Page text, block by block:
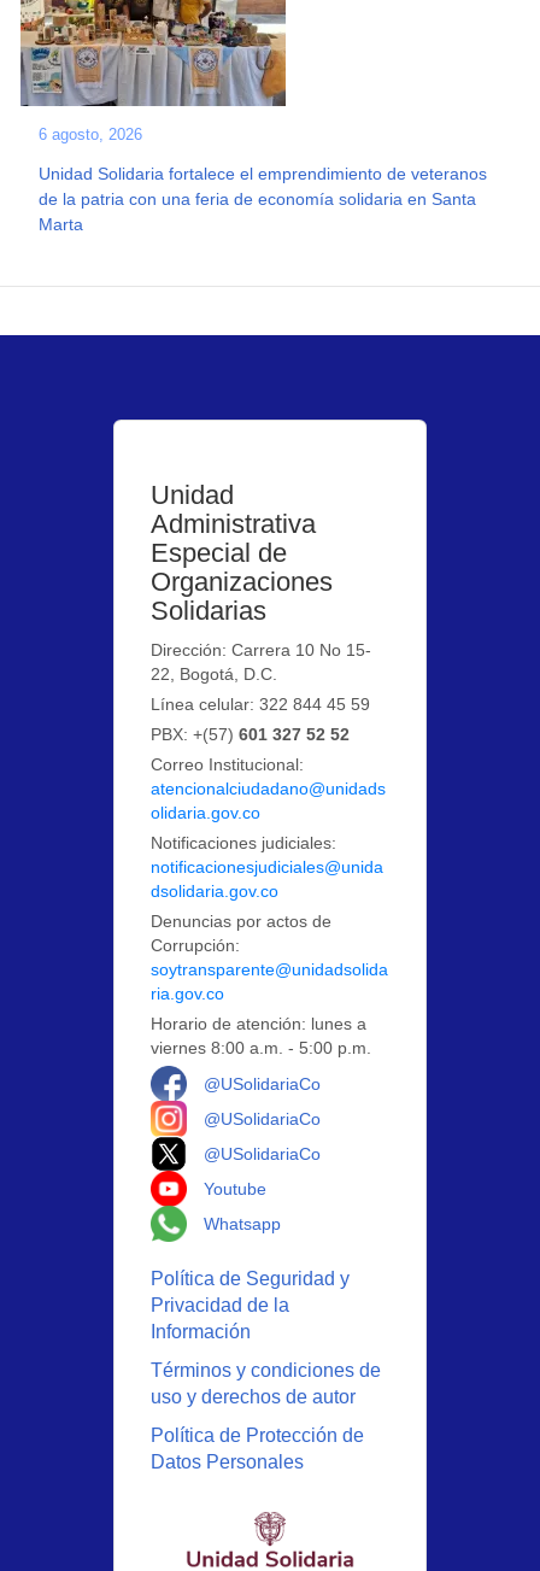
6 agosto, 2026
Unidad Solidaria fortalece el emprendimiento de veteranos
de la patria con una feria de economía solidaria en Santa
Marta
Unidad
Administrativa
Especial de
Organizaciones
Solidarias
Dirección: Carrera 10 No 15-
22, Bogotá, D.C.
Línea celular: 322 844 45 59
PBX: +(57)601 327 52 52
Correo Institucional:
atencionalciudadano@unidads
olidaria.gov.co
Notificaciones judiciales:
notificacionesjudiciales@unida
dsolidaria.gov.co
Denuncias por actos de
Corrupción:
soytransparente@unidadsolida
ria.gov.co
Horario de atención: lunes a
viernes 8:00 a.m. - 5:00 p.m.
@USolidariaCo
@USolidariaCo
@USolidariaCo
Youtube
Whatsapp
Política de Seguridad y
Privacidad de la
Información
Términos y condiciones de
uso y derechos de autor
Política de Protección de
Datos Personales